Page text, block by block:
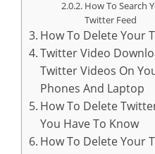
How To Search
Twitter Feed
How To Delete Your
Twitter Video
Twitter Videos On
Phones And Laptop
How To Delete
You Have To Know
How To Delete Your